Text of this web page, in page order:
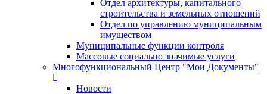
Отдел архитектуры, капитального
строительства и земельных отношений
Отдел по управлению муниципальным
имуществом
Муниципальные функции контроля
Массовые социально значимые услуги
Многофункциональный Центр "Мои Документы"
Новости